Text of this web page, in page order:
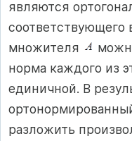
являются
соответствующего
множителя
норма каждого из
единичной. В
разложить